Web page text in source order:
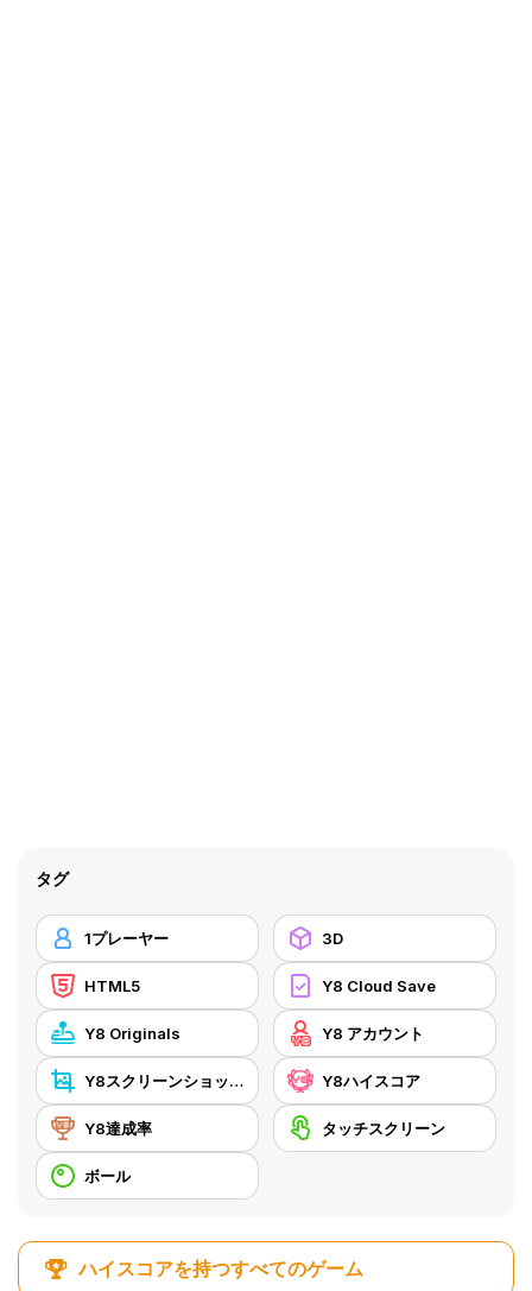
タグ
1プレーヤー 3D
HTML5 Y8 Cloud Save
Y8 Originals Y8 アカウント
Y8スクリーンショット Y8ハイスコア
Y8達成率 タッチスクリーン
ボール
ハイスコアを持つすべてのゲーム